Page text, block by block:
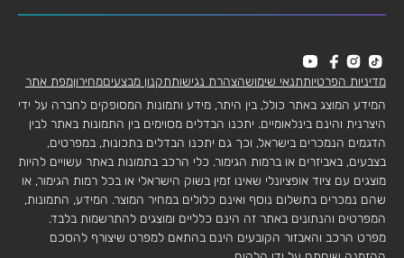
מדיניות הפרטיותתנאי שימושהצהרת נגישותתקנון מבצעיםמחירוןמפת אתר
המידע המוצג באתר כולל, בין היתר, מידע ותמונות המסופקים לחברה על ידי
היצרנית והינם בינלאומיים. יתכנו הבדלים מסוימים בין התמונות באתר לבין
הדגמים הנמכרים בישראל, וכך גם יתכנו הבדלים בתכונות, במפרטים,
בצבעים, באביזרים או ברמות הגימור. כלי הרכב בתמונות באתר עשויים להיות
מוצגים עם ציוד אופציונלי שאינו זמין בשוק הישראלי או בכל רמות הגימור, או
שהם נמכרים בתשלום נוסף ואינם כלולים במחיר המוצר. המידע, התמונות,
המפרטים והנתונים באתר זה הינם כלליים ומוצגים להתרשמות בלבד.
מפרט הרכב והאבזור הקובעים הינם בהתאם למפרט שיצורף להסכם